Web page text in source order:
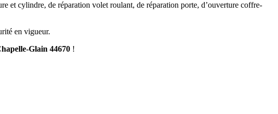
et cylindre, de réparation volet roulant, de réparation porte, d’ouverture coffre-
en vigueur.
Glain 44670 !